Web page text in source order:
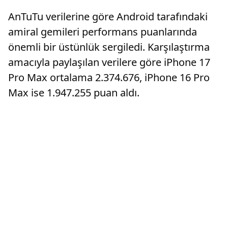
AnTuTu verilerine göre Android tarafındaki
amiral gemileri performans puanlarında
önemli bir üstünlük sergiledi. Karşılaştırma
amacıyla paylaşılan verilere göre iPhone 17
Pro Max ortalama 2.374.676, iPhone 16 Pro
Max ise 1.947.255 puan aldı.